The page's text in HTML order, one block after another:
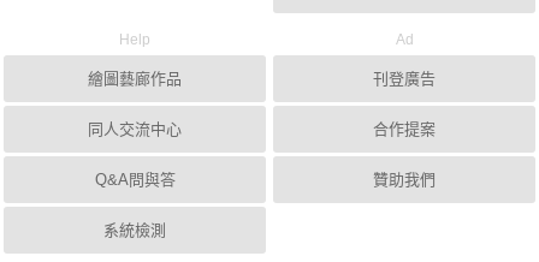
Help
繪圖藝廊作品
同人交流中心
Q&A問與答
系統檢測
Ad
刊登廣告
合作提案
贊助我們